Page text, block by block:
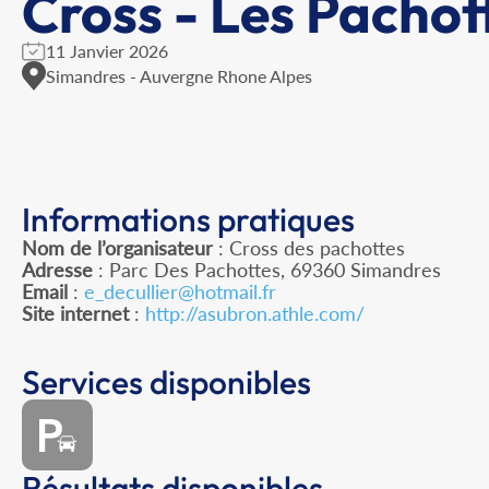
11 Janvier 2026
Simandres - Auvergne Rhone Alpes
Informations pratiques
Nom de l’organisateur : Cross des pachottes
Adresse : Parc Des Pachottes, 69360 Simandres
Email : e_decullier@hotmail.fr
Site internet: http://asubron.athle.com/
Services disponibles